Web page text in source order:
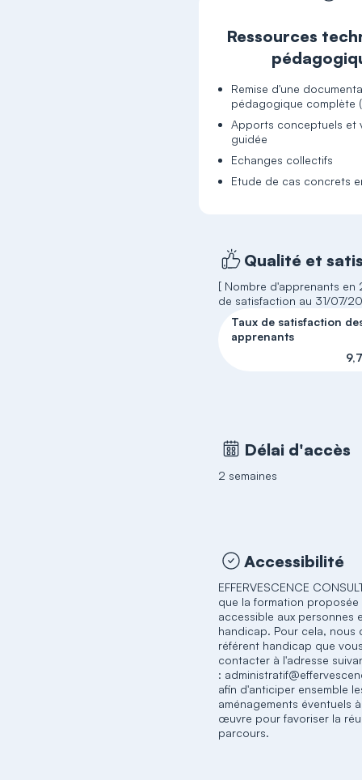
Ressources
Remise d'une
pédagogique complète
Apports conceptuels et
guidée
Echanges collectifs
Etude de cas concrets
Qualité et
[ Nombre d'apprenants en
de satisfaction au 31/07/
Taux de satisfaction
apprenants
Délai d'accès
2 semaines
Accessibilité
EFFERVESCENCE
que la formation proposée
accessible aux personnes
handicap. Pour cela, nous
référent handicap que
contacter à l'adresse
:
afin d'anticiper ensemble
aménagements éventuels
œuvre pour favoriser la
parcours.​